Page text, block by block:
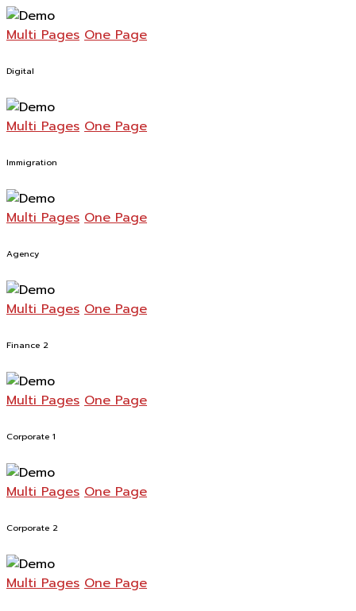
Multi Pages One Page
Digital
Multi Pages One Page
Immigration
Multi Pages One Page
Agency
Multi Pages One Page
Finance 2
Multi Pages One Page
Corporate 1
Multi Pages One Page
Corporate 2
Multi Pages One Page